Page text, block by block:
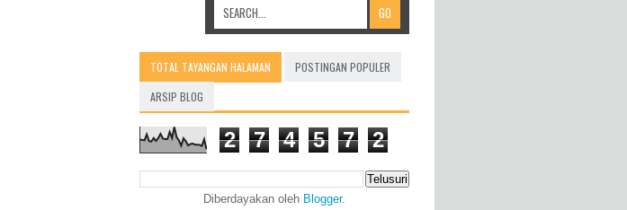
TOTAL TAYANGAN HALAMAN
POSTINGAN POPULER
ARSIP BLOG
2 7 4 5 7 2
Diberdayakan oleh Blogger.